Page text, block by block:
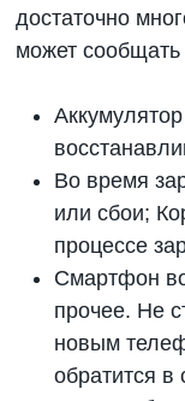
достаточно
может сообщать
Во время
или сбои;
процессе
Смартфон
прочее. Не
новым
обратится в